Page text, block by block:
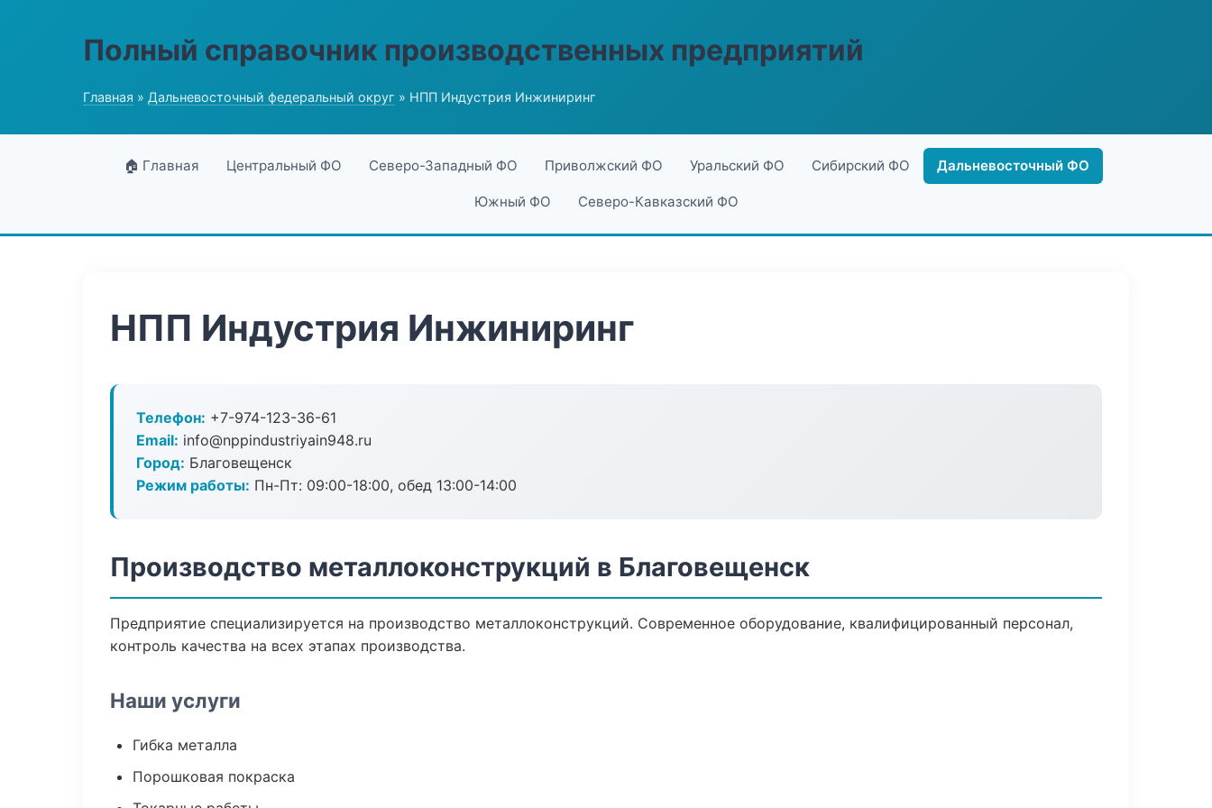
Полный справочник производственных предприятий
Главная » Дальневосточный федеральный округ » НПП Индустрия Инжиниринг
🏠 Главная Центральный ФО Северо-Западный ФО Приволжский ФО Уральский ФО Сибирский ФО Дальневосточный ФО
Южный ФО Северо-Кавказский ФО
НПП Индустрия Инжиниринг
Телефон: +7-974-123-36-61
Email: info@nppindustriyain948.ru
Город: Благовещенск
Режим работы: Пн-Пт: 09:00-18:00, обед 13:00-14:00
Производство металлоконструкций в Благовещенск
Предприятие специализируется на производство металлоконструкций. Современное оборудование, квалифицированный персонал,
контроль качества на всех этапах производства.
Наши услуги
Гибка металла
Порошковая покраска